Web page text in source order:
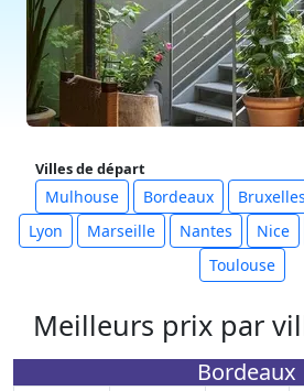
Villes de départ
Mulhouse Bordeaux Bruxelles
Lyon
Marseille Nantes Nice
Toulouse
Meilleurs prix par
Bordeaux